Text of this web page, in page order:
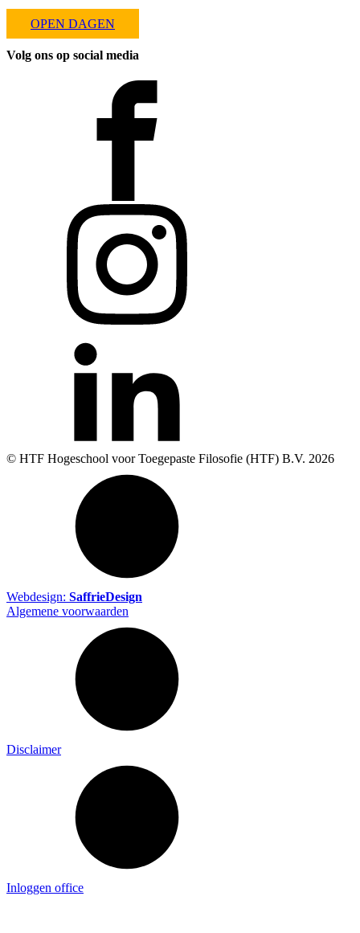
OPEN DAGEN
Volg ons op social media
© HTF Hogeschool voor Toegepaste Filosofie (HTF) B.V. 2026
Webdesign: SaffrieDesign
Algemene voorwaarden
Disclaimer
Inloggen office